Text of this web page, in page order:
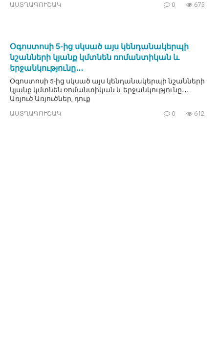
ԱՍՏՂԱԳՈՒՇԱԿ 0 675
Օգոստոսի 5-ից սկսած այս կենդանակերպի
նշանների կյանք կմտնեն ռոմանտիկան և
երջանկությունը․․․
Օգոստոսի 5-ից սկսած այս կենդանակերպի նշանների
կյանք կմտնեն ռոմանտիկան և երջանկությունը․․․
Առյուծ Առյուծներ, դուք
ԱՍՏՂԱԳՈՒՇԱԿ 0 612